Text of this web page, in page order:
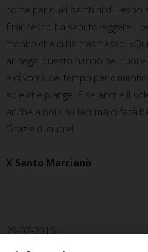
come per quei bambini di Lesbo
Francesco ha saputo leggere il
monito che ci ha trasmesso:
annega: questo hanno nel
e ci vorrà del tempo per
sole che piange. E se anche il
anche a noi una lacrima ci farà
Grazie di cuore!
X Santo Marcianò
29-07-2016
Santo Marcianò